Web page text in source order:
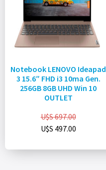
Notebook LENOVO Ideapad
3 15.6″ FHD i3 10ma Gen.
256GB 8GB UHD Win 10
OUTLET
U$S697.00
U$S 497.00